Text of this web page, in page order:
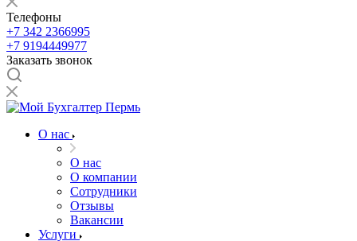
Телефоны
+7 342 2366995
+7 9194449977
Заказать звонок
О нас
О нас
О компании
Сотрудники
Отзывы
Вакансии
Услуги